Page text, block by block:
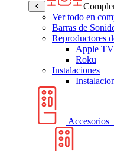
Ver todo en
Barras de
Reproductores
Apple TV
Roku
Instalaciones
Accesorios